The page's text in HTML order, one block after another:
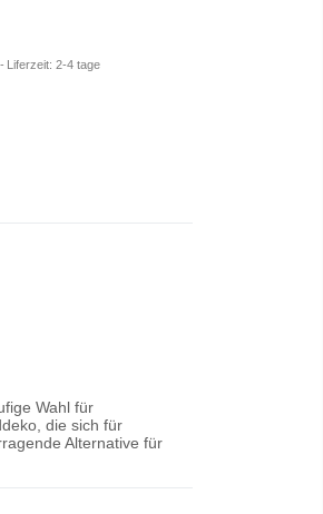
Liferzeit: 2-4 tage
Wahl für
die sich für
Alternative für